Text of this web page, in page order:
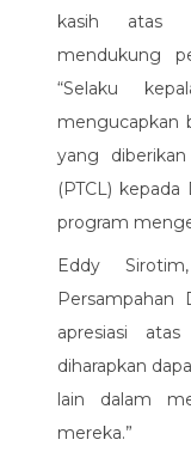
kasih atas
mendukung
“Selaku
mengucapkan
yang
(PTCL)
program
Eddy
Persampahan
apresiasi
diharapkan
lain dalam
mereka.”